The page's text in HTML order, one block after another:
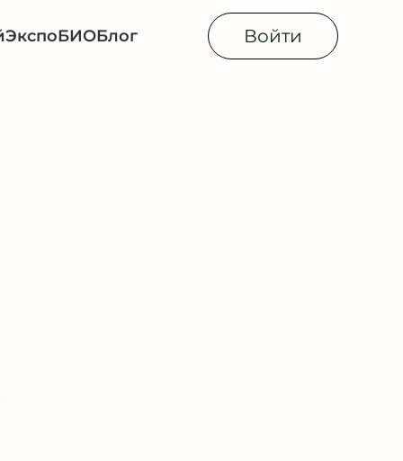
ЭкспоБИОБлог Войти